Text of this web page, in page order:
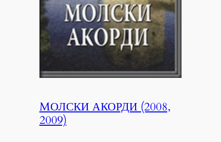
MОЛСКИ АКОРДИ (2008,
2009)